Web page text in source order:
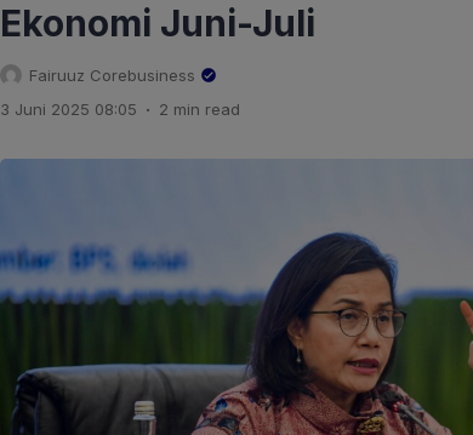
Ekonomi Juni-Juli
Fairuuz Corebusiness
3 Juni 2025 08:05 . 2 min read